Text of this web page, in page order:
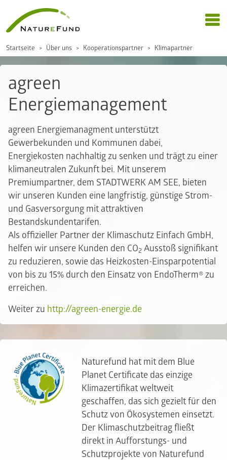
Startseite Über uns Kooperationspartner Klimapartner
agreen
Energiemanagement
agreen Energiemanagment unterstützt
Gewerbekunden und Kommunen dabei,
Energiekosten nachhaltig zu senken und trägt zu einer
klimaneutralen Zukunft bei. Mit unserem
Premiumpartner, dem STADTWERK AM SEE, bieten
wir unseren Kunden eine langfristig, günstige Strom-
und Gasversorgung mit attraktiven
Bestandskundentarifen.
Als offizieller Partner der Klimaschutz Einfach GmbH,
helfen wir unsere Kunden den CO2 Ausstoß signifikant
zu reduzieren, sowie das Heizkosten-Einsparpotential
von bis zu 15% durch den Einsatz von EndoTherm® zu
erreichen.
Weiter zu http://agreen-energie.de
Naturefund hat mit dem Blue
Planet Certificate das einzige
Klimazertifikat weltweit
geschaffen, das sich gezielt für den
Schutz von Ökosystemen einsetzt.
Der Klimaschutzbeitrag fließt
direkt in Aufforstungs- und
Schutzprojekte von Naturefund